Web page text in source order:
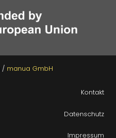
/ manua GmbH
Kontakt
Datenschutz
Impressum